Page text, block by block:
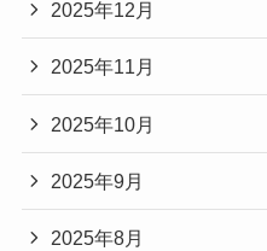
2025年12月
2025年11月
2025年10月
2025年9月
2025年8月